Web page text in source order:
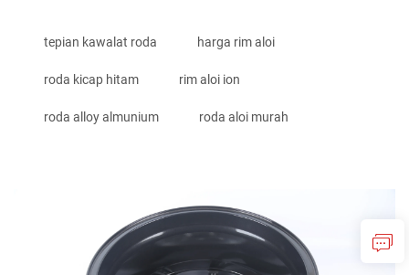
tepian kawalat roda harga rim aloi
roda kicap hitam rim aloi ion
roda alloy almunium roda aloi murah